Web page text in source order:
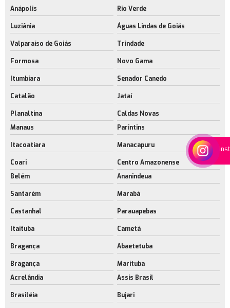
Anápolis Rio Verde
Luziânia Águas Lindas de Goiás
Valparaíso de Goiás Trindade
Formosa Novo Gama
Itumbiara Senador Canedo
Catalão Jataí
Planaltina
Caldas Novas
Manaus
Parintins
Itacoatiara Manacapuru
Coari
Centro Amazonense
Belém
Ananindeua
Santarém Marabá
Castanhal Parauapebas
Itaituba Cametá
Bragança Abaetetuba
Bragança
Marituba
Acrelândia
Assis Brasil
Brasiléia Bujari